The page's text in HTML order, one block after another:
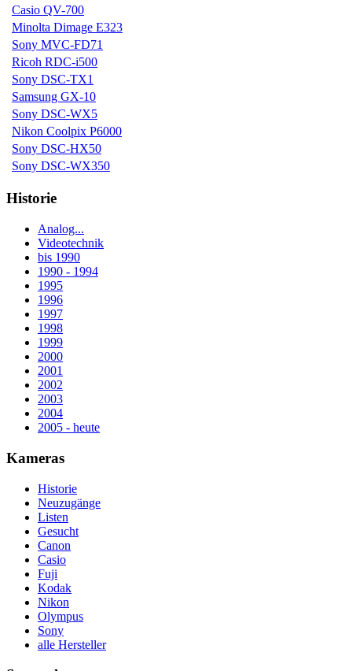
Casio QV-700
Minolta Dimage E323
Sony MVC-FD71
Ricoh RDC-i500
Sony DSC-TX1
Samsung GX-10
Sony DSC-WX5
Nikon Coolpix P6000
Sony DSC-HX50
Sony DSC-WX350
Historie
Analog...
Videotechnik
bis 1990
1990 - 1994
1995
1996
1997
1998
1999
2000
2001
2002
2003
2004
2005 - heute
Kameras
Historie
Neuzugänge
Listen
Gesucht
Canon
Casio
Fuji
Kodak
Nikon
Olympus
Sony
alle Hersteller